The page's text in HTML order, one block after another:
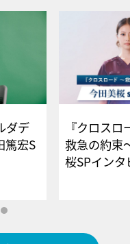
ダデ
篤宏S
ー
『クロス
救急の約束
桜SPイ